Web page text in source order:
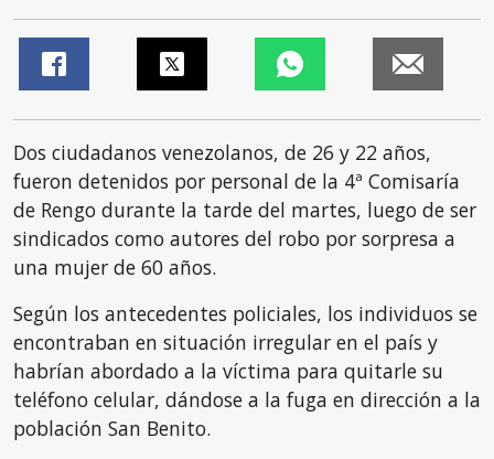
Dos ciudadanos venezolanos, de 26 y 22 años,
fueron detenidos por personal de la 4ª Comisaría
de Rengo durante la tarde del martes, luego de ser
sindicados como autores del robo por sorpresa a
una mujer de 60 años.
Según los antecedentes policiales, los individuos se
encontraban en situación irregular en el país y
habrían abordado a la víctima para quitarle su
teléfono celular, dándose a la fuga en dirección a la
población San Benito.